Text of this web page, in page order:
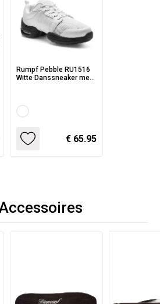
Rumpf Pebble RU1516
Witte Danssneaker met
€ 65.95